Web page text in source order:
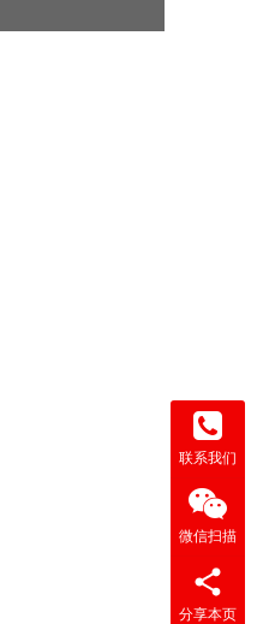
联系我们
微信扫描
分享本页